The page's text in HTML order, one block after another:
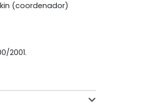
(coordenador)
2001.